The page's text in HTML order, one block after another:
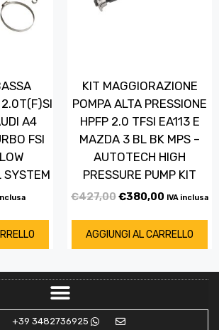
2.0T(F)SI
A4
FSI
SYSTEM
KIT MAGGIORAZIONE
POMPA ALTA PRESSIONE
HPFP 2.0 TFSI EA113 E
MAZDA 3 BL BK MPS –
AUTOTECH HIGH
PRESSURE PUMP KIT
€427,00€380,00 IVA inclusa
AGGIUNGI AL CARRELLO
+39 3482736925